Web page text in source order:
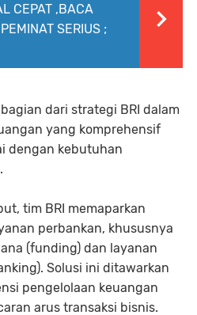
CEPAT ,BACA
SERIUS ;
dari strategi BRI dalam
yang komprehensif
dengan kebutuhan
tim BRI memaparkan
perbankan, khususnya
(funding) dan layanan
Solusi ini ditawarkan
pengelolaan keuangan
arus transaksi bisnis.